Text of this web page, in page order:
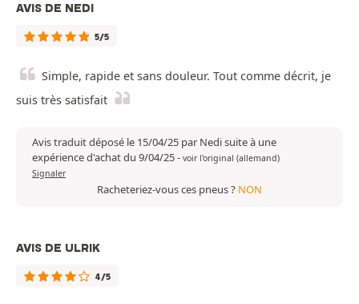
AVIS DE NEDI
5/5
Simple, rapide et sans douleur. Tout comme décrit, je
suis très satisfait
Avis traduit déposé le 15/04/25 par Nedi suite à une
expérience d'achat du 9/04/25- voir l'original (allemand)
Signaler
Racheteriez-vous ces pneus ? NON
AVIS DE ULRIK
4/5